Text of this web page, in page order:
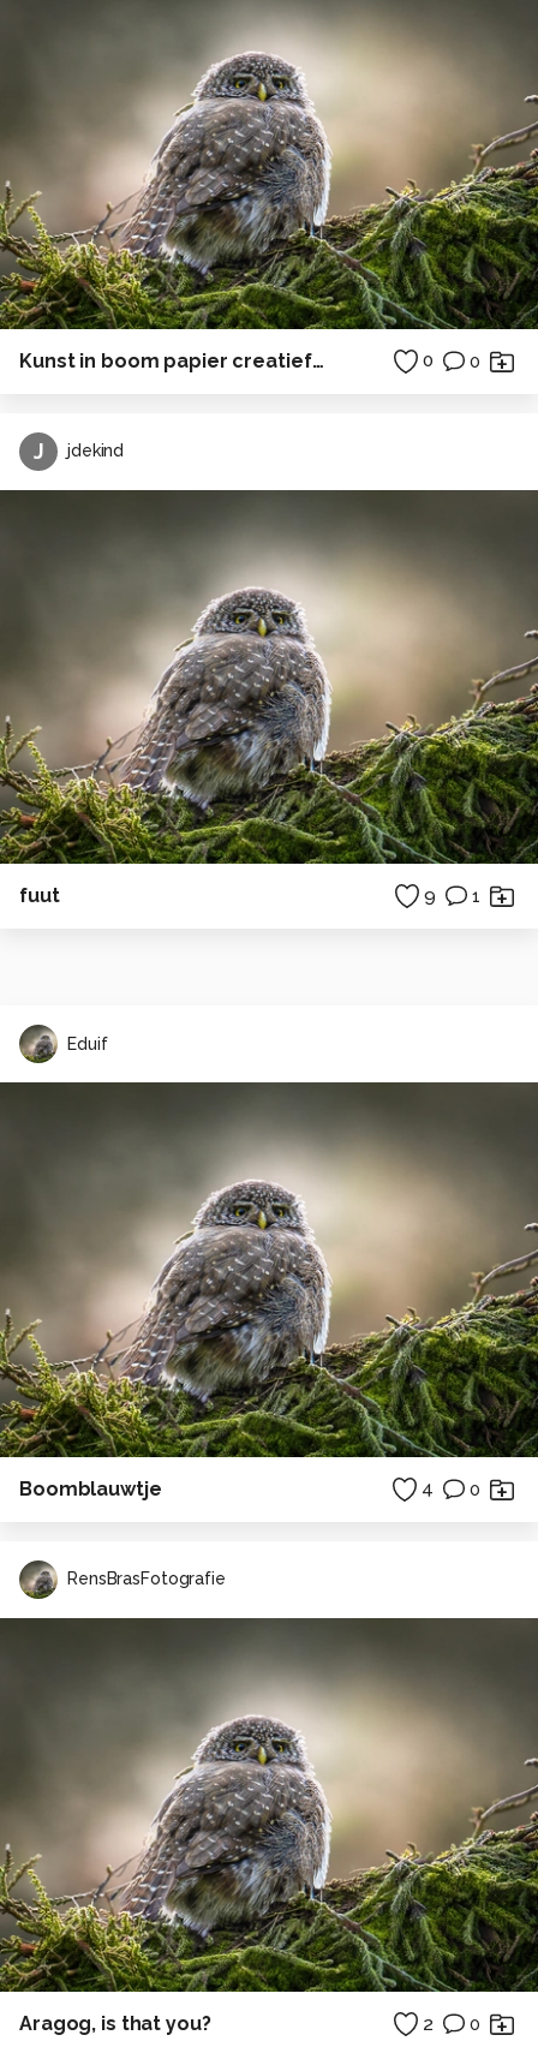
Kunst in boom papier creatief in Polen 0 0
J jdekind
fuut 9 1
Eduif
Boomblauwtje 4 0
RensBrasFotografie
Aragog, is that you? 2 0